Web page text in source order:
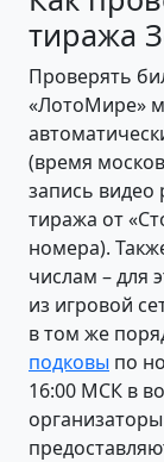
тиража
Проверять
«ЛотоМире»
(время
запись
тиража от
номера).
числам – для
из игровой
в том же
подковы по
16:00 МСК в